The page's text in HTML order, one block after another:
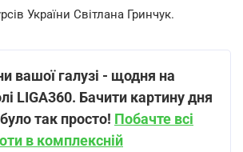
України Світлана Гринчук.
вашої галузі - щодня на
LIGA360. Бачити картину дня
так просто! Побачте всі
в комплексній